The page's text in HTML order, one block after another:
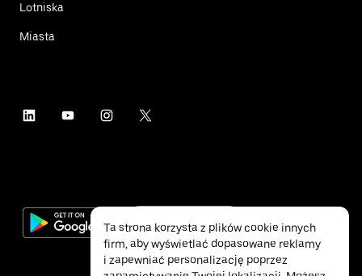
Lotniska
Miasta
Ta strona korzysta z plików cookie innych
firm, aby wyświetlać dopasowane reklamy
i zapewniać personalizację poprzez